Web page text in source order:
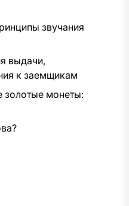
звучания
выдачи,
к заемщикам
золотые монеты: